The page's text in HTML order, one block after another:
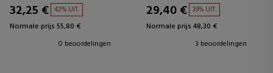
32,25 € 42% UIT.
Normale prijs 55,80 €
0 beoordelingen
29,40 € 39% UIT.
Normale prijs 48,30 €
3 beoordelingen